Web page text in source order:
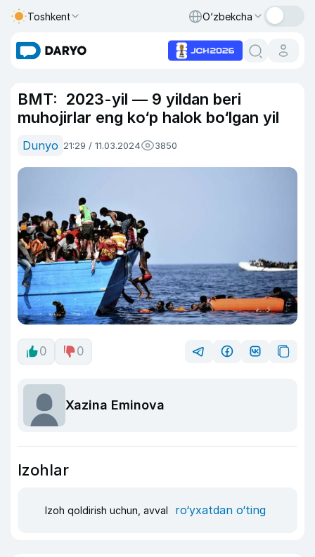
Toshkent O‘zbekcha
BMT: 2023-yil — 9 yildan beri
muhojirlar eng ko‘p halok bo‘lgan yil
Dunyo 21:29 / 11.03.2024 3850
0 0
Xazina Eminova
Izohlar
Izoh qoldirish uchun, avval ro‘yxatdan o‘ting